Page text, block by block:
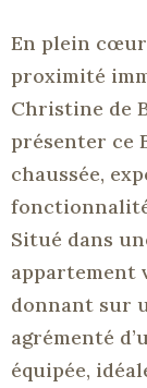
En plein cœur
proximité
Christine de
présenter ce
chaussée,
Situé dans
appartement
donnant sur
agrémenté
équipée,